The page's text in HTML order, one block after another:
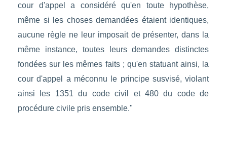
cour d'appel a considéré qu'en toute hypothèse,
même si les choses demandées étaient identiques,
aucune règle ne leur imposait de présenter, dans la
même instance, toutes leurs demandes distinctes
fondées sur les mêmes faits ; qu'en statuant ainsi, la
cour d'appel a méconnu le principe susvisé, violant
ainsi les 1351 du code civil et 480 du code de
procédure civile pris ensemble."